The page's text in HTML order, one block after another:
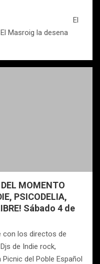
Masroig la desena
MOMENTO
PSICODELIA,
Sábado 4 de
con los directos de
de Indie rock,
del Poble Español